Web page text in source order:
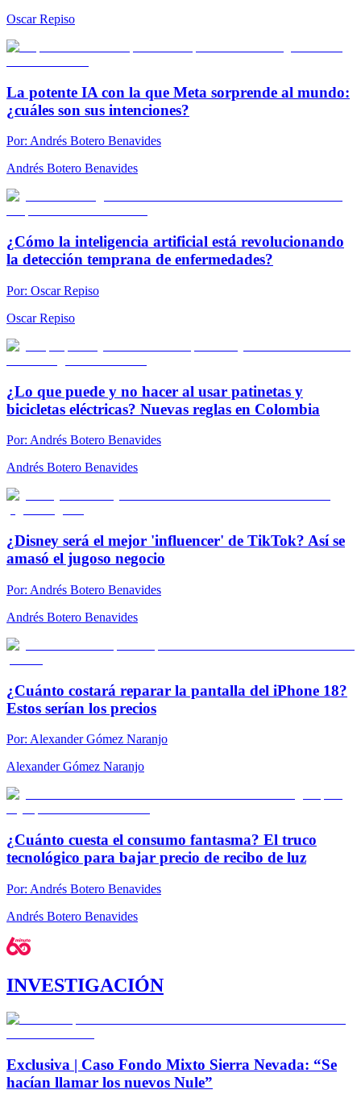
Oscar Repiso
La potente IA con la que Meta sorprende al mundo:
¿cuáles son sus intenciones?
Por: Andrés Botero Benavides
Andrés Botero Benavides
¿Cómo la inteligencia artificial está revolucionando
la detección temprana de enfermedades?
Por: Oscar Repiso
Oscar Repiso
¿Lo que puede y no hacer al usar patinetas y
bicicletas eléctricas? Nuevas reglas en Colombia
Por: Andrés Botero Benavides
Andrés Botero Benavides
¿Disney será el mejor 'influencer' de TikTok? Así se
amasó el jugoso negocio
Por: Andrés Botero Benavides
Andrés Botero Benavides
¿Cuánto costará reparar la pantalla del iPhone 18?
Estos serían los precios
Por: Alexander Gómez Naranjo
Alexander Gómez Naranjo
¿Cuánto cuesta el consumo fantasma? El truco
tecnológico para bajar precio de recibo de luz
Por: Andrés Botero Benavides
Andrés Botero Benavides
INVESTIGACIÓN
Exclusiva | Caso Fondo Mixto Sierra Nevada: “Se
hacían llamar los nuevos Nule”